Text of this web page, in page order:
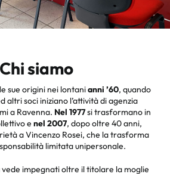
Chi siamo
sue origini nei lontanianni ’60, quando
altri soci iniziano l’attività di agenzia
a Ravenna. Nel 1977si trasformano in
e nel 2007, dopo oltre 40 anni,
a Vincenzo Rosei, che la trasforma
limitata unipersonale.
vede impegnati oltre il titolare la moglie